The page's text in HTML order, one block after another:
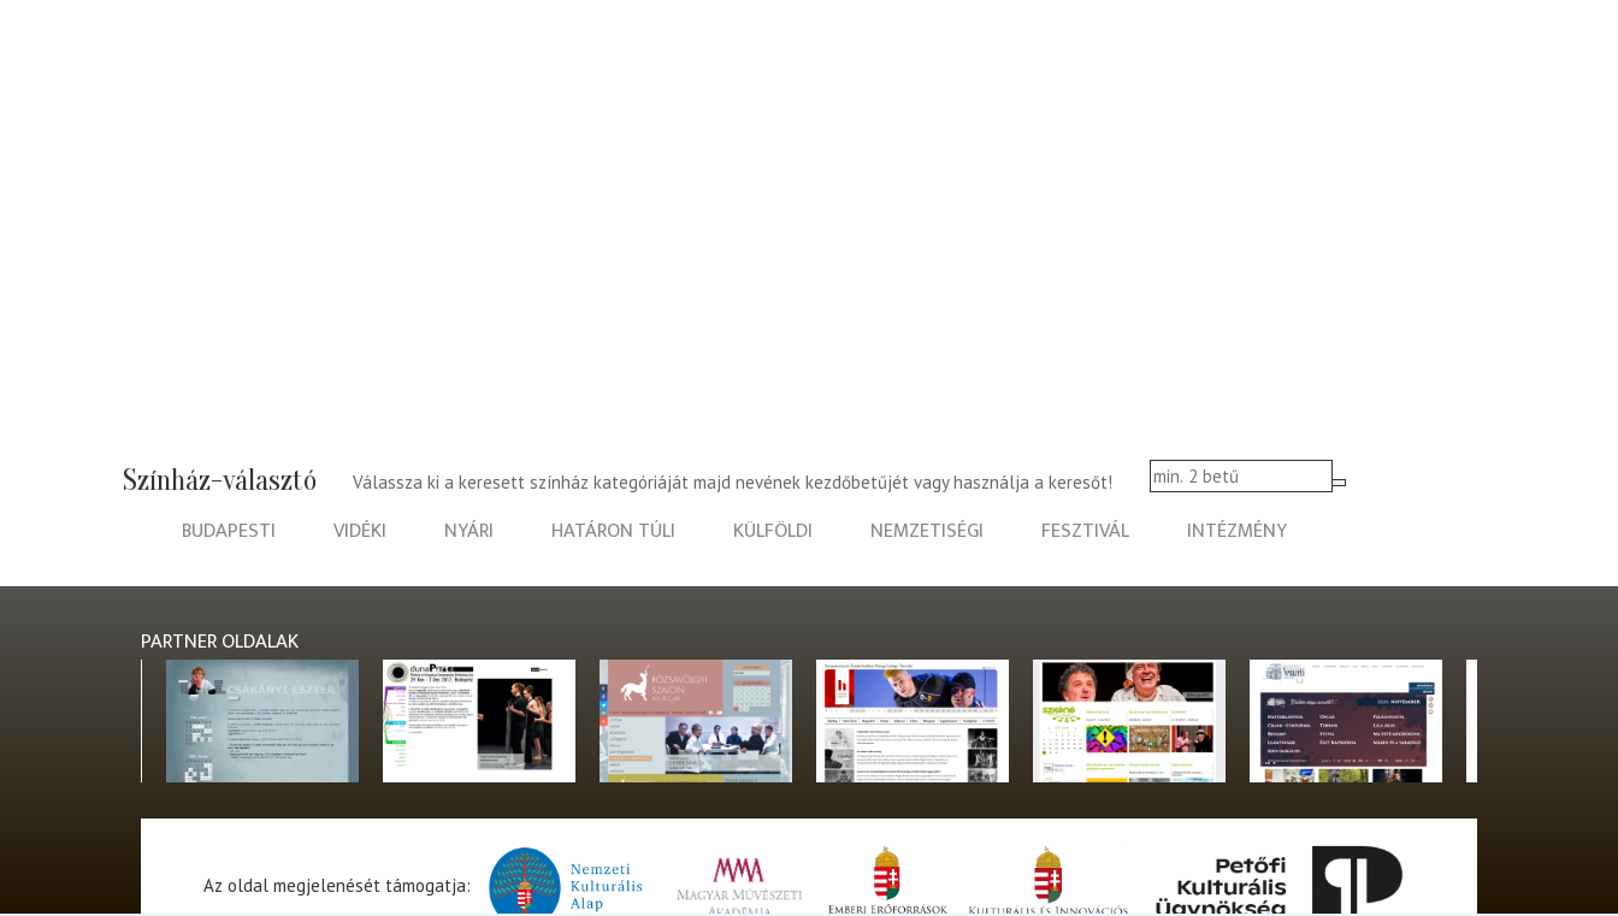
Színház-választó Válassza ki a keresett színház kategóriáját majd nevének kezdőbetűjét vagy használja a keresőt!
BUDAPESTI VIDÉKI NYÁRI HATÁRON TÚLI KÜLFÖLDI NEMZETISÉGI FESZTIVÁL INTÉZMÉNY
PARTNER OLDALAK
Az oldal megjelenését támogatja: